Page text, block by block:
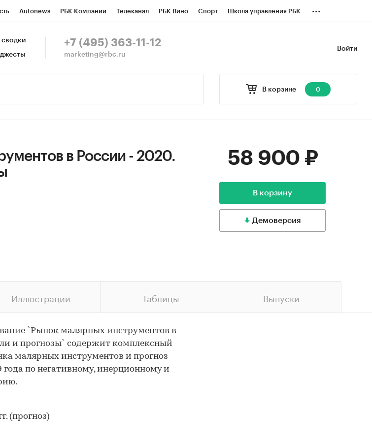
Autonews РБК Компании Телеканал РБК Вино Спорт Школа управления РБК
Конференции СПб Спецпроекты
...
Войти
сводки +7 (495) 363-11-12
marketing@rbc.ru
В корзине 0
в России - 2020.
58 900 ₽
В корзину
Демоверсия
Иллюстрации Таблицы Выпуски
`Рынок малярных инструментов в
и прогнозы` содержит комплексный
малярных инструментов и прогноз
по негативному, инерционному и
(прогноз)